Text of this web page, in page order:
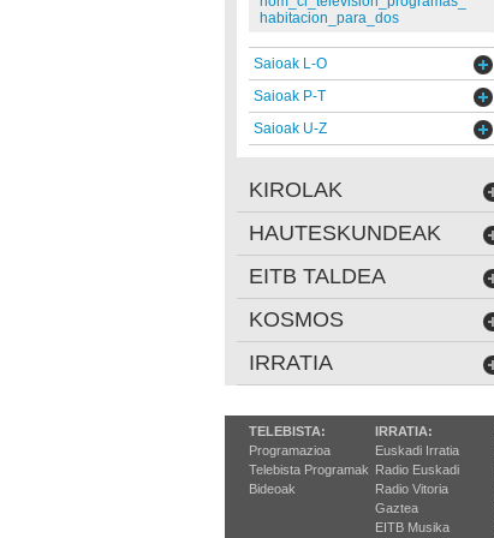
habitacion_para_dos
Saioak L-O
Saioak P-T
Saioak U-Z
KIROLAK
HAUTESKUNDEAK
EITB TALDEA
KOSMOS
IRRATIA
TELEBISTA:
Programazioa
Telebista Programak
Bideoak
IRRATIA:
Euskadi Irratia
Radio Euskadi
Radio Vitoria
Gaztea
EITB Musika